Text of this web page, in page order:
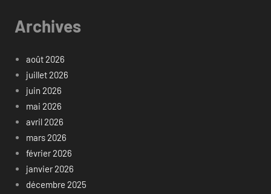
Archives
août 2026
juillet 2026
juin 2026
mai 2026
avril 2026
mars 2026
février 2026
janvier 2026
décembre 2025